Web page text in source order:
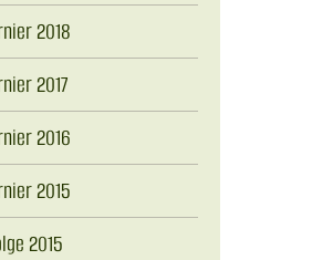
2018
2017
2016
2015
2015